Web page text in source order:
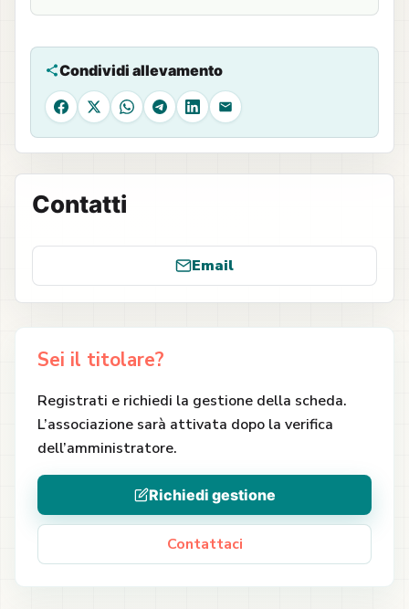
Condividi allevamento
Facebook
X WhatsAppTelegram
LinkedIn
Email
Contatti
Email
Sei il titolare?
Registrati e richiedi la gestione della scheda.
L’associazione sarà attivata dopo la verifica
dell’amministratore.
Richiedi gestione
Contattaci